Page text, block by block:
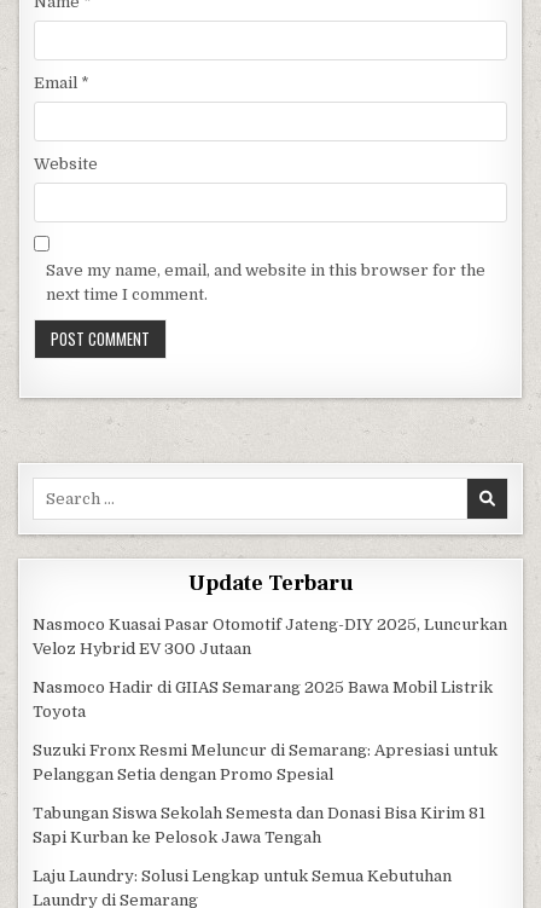
Email *
Website
Save my name, email, and website in this browser for the
next time I comment.
Update Terbaru
Nasmoco Kuasai Pasar Otomotif Jateng-DIY 2025, Luncurkan
Veloz Hybrid EV 300 Jutaan
Nasmoco Hadir di GIIAS Semarang 2025 Bawa Mobil Listrik
Toyota
Suzuki Fronx Resmi Meluncur di Semarang: Apresiasi untuk
Pelanggan Setia dengan Promo Spesial
Tabungan Siswa Sekolah Semesta dan Donasi Bisa Kirim 81
Sapi Kurban ke Pelosok Jawa Tengah
Laju Laundry: Solusi Lengkap untuk Semua Kebutuhan
Laundry di Semarang